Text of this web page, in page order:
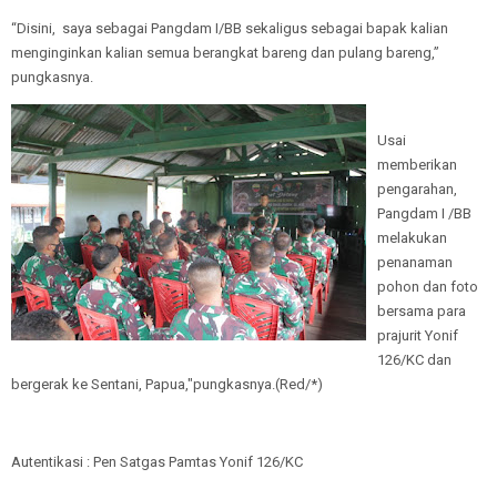
“Disini, saya sebagai Pangdam I/BB sekaligus sebagai bapak kalian
menginginkan kalian semua berangkat bareng dan pulang bareng,”
pungkasnya.
Usai
memberikan
pengarahan,
Pangdam I /BB
melakukan
penanaman
pohon dan foto
bersama para
prajurit Yonif
126/KC dan
bergerak ke Sentani, Papua,"pungkasnya.(Red/*)
Autentikasi : Pen Satgas Pamtas Yonif 126/KC